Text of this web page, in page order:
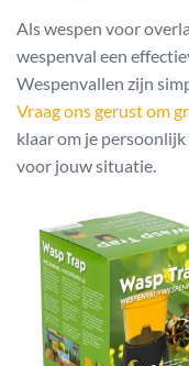
Als wespen voor
wespenval een
Wespenvallen zijn
Vraag ons gerust om
klaar om je
voor jouw situatie.